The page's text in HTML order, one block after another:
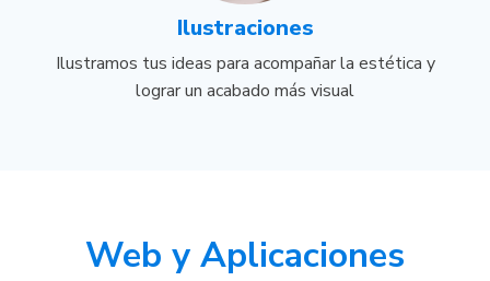
Ilustraciones
Ilustramos tus ideas para acompañar la estética y
lograr un acabado más visual
Web y Aplicaciones